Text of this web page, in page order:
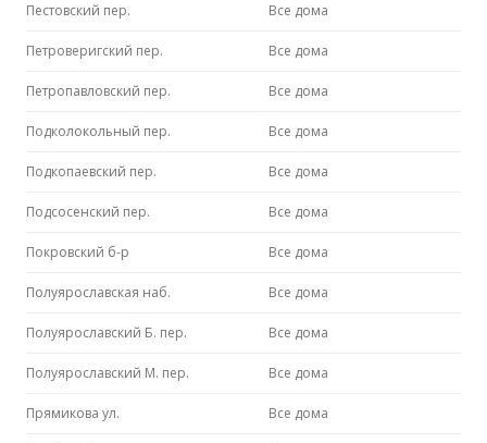
Пестовский пер. Все дома
Петроверигский пер. Все дома
Петропавловский пер. Все дома
Подколокольный пер. Все дома
Подкопаевский пер. Все дома
Подсосенский пер. Все дома
Покровский б-р Все дома
Полуярославская наб. Все дома
Полуярославский Б. пер. Все дома
Полуярославский М. пер. Все дома
Прямикова ул. Все дома